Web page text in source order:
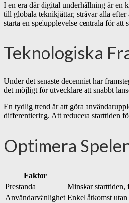
I en era där digital underhållning är en
till globala teknikjättar, strävar alla efter
starta en spelupplevelse centrala för
Teknologiska
Under det senaste decenniet har
det möjligt för utvecklare att snabbt
En tydlig trend är att göra
differentiering. Att reducera starttiden
Optimera
Faktor
Prestanda
Minskar starttiden,
Användarvänlighet Enkel åtkomst